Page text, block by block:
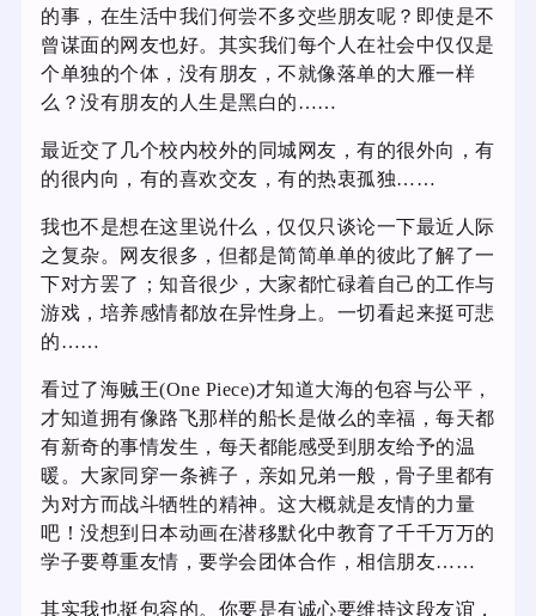
的事，在生活中我们何尝不多交些朋友呢？即使是不
曾谋面的网友也好。其实我们每个人在社会中仅仅是
个单独的个体，没有朋友，不就像落单的大雁一样
么？没有朋友的人生是黑白的……
最近交了几个校内校外的同城网友，有的很外向，有
的很内向，有的喜欢交友，有的热衷孤独……
我也不是想在这里说什么，仅仅只谈论一下最近人际
之复杂。网友很多，但都是简简单单的彼此了解了一
下对方罢了；知音很少，大家都忙碌着自己的工作与
游戏，培养感情都放在异性身上。一切看起来挺可悲
的……
看过了海贼王(One Piece)才知道大海的包容与公平，
才知道拥有像路飞那样的船长是做么的幸福，每天都
有新奇的事情发生，每天都能感受到朋友给予的温
暖。大家同穿一条裤子，亲如兄弟一般，骨子里都有
为对方而战斗牺牲的精神。这大概就是友情的力量
吧！没想到日本动画在潜移默化中教育了千千万万的
学子要尊重友情，要学会团体合作，相信朋友……
其实我也挺包容的。你要是有诚心要维持这段友谊，